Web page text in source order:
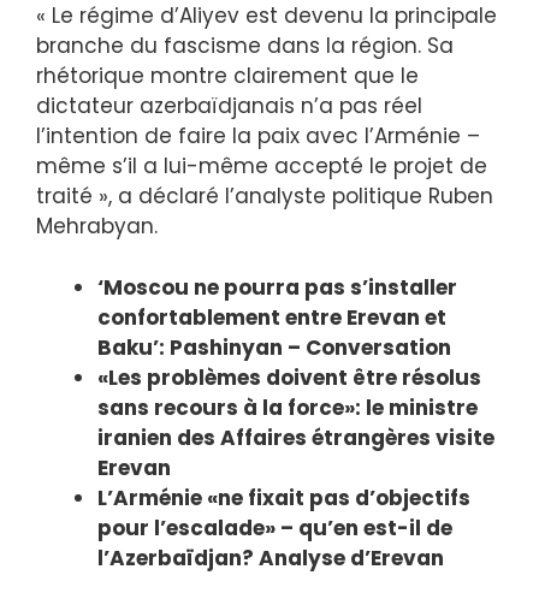
« Le régime d’Aliyev est devenu la principale
branche du fascisme dans la région. Sa
rhétorique montre clairement que le
dictateur azerbaïdjanais n’a pas réel
l’intention de faire la paix avec l’Arménie –
même s’il a lui-même accepté le projet de
traité », a déclaré l’analyste politique Ruben
Mehrabyan.
‘Moscou ne pourra pas s’installer
confortablement entre Erevan et
Baku’: Pashinyan – Conversation
«Les problèmes doivent être résolus
sans recours à la force»: le ministre
iranien des Affaires étrangères visite
Erevan
L’Arménie «ne fixait pas d’objectifs
pour l’escalade» – qu’en est-il de
l’Azerbaïdjan? Analyse d’Erevan